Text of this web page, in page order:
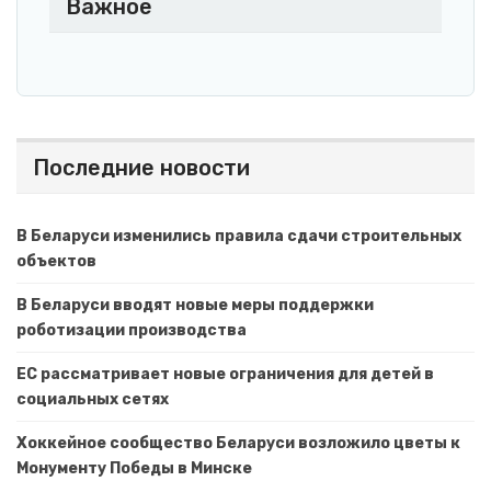
Важное
Последние новости
В Беларуси изменились правила сдачи строительных
объектов
В Беларуси вводят новые меры поддержки
роботизации производства
ЕС рассматривает новые ограничения для детей в
социальных сетях
Хоккейное сообщество Беларуси возложило цветы к
Монументу Победы в Минске